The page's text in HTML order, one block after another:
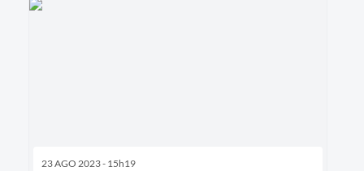
23 AGO 2023 - 15h19